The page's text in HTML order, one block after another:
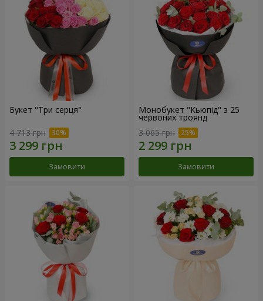
Букет "Три серця"
4 713 грн
Замовити
Монобукет "Кьюпід" з 25
червоних троянд
3 065 грн
Замовити